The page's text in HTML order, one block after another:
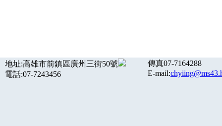
地址:高雄市前鎮區廣州三街50號
電話:07-7243456
傳真07-7164288
E-mail: